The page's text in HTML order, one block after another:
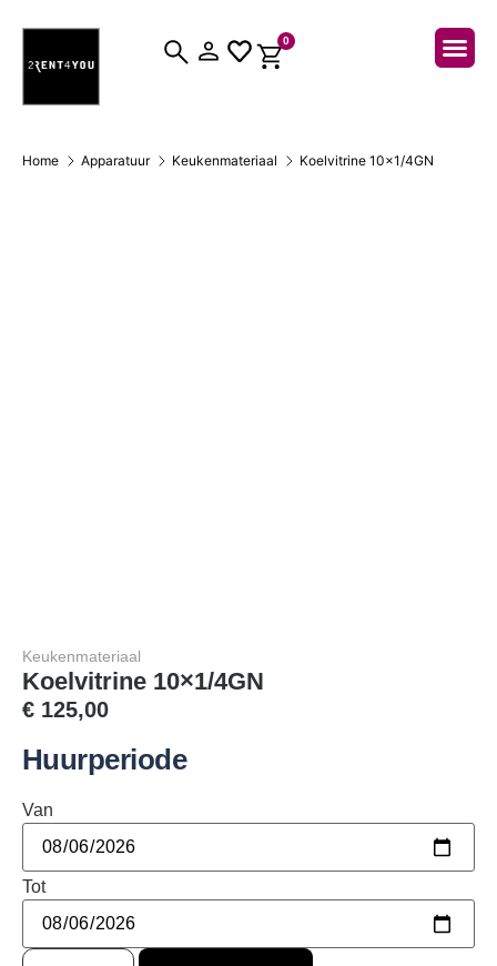
0
Home Apparatuur Keukenmateriaal Koelvitrine 10×1/4GN
Keukenmateriaal
Koelvitrine 10×1/4GN
€ 125,00
Huurperiode
Van
Tot